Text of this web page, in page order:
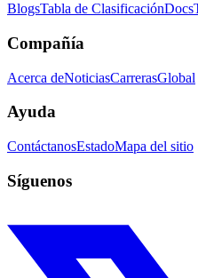
BlogsTabla de ClasificaciónDocs
Compañía
Acerca deNoticiasCarrerasGlobal
Ayuda
ContáctanosEstadoMapa del sitio
Síguenos